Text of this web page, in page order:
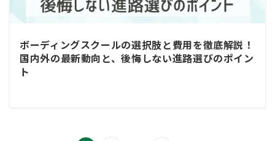
ボーディングスクールの選択肢と費用を徹底解説！
国内外の最新動向と、後悔しない進路選びのポイン
ト